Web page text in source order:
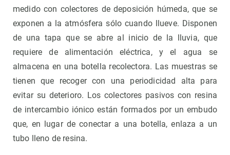
medido con colectores de deposición húmeda, que se
exponen a la atmósfera sólo cuando llueve. Disponen
de una tapa que se abre al inicio de la lluvia, que
requiere de alimentación eléctrica, y el agua se
almacena en una botella recolectora. Las muestras se
tienen que recoger con una periodicidad alta para
evitar su deterioro. Los colectores pasivos con resina
de intercambio iónico están formados por un embudo
que, en lugar de conectar a una botella, enlaza a un
tubo lleno de resina.